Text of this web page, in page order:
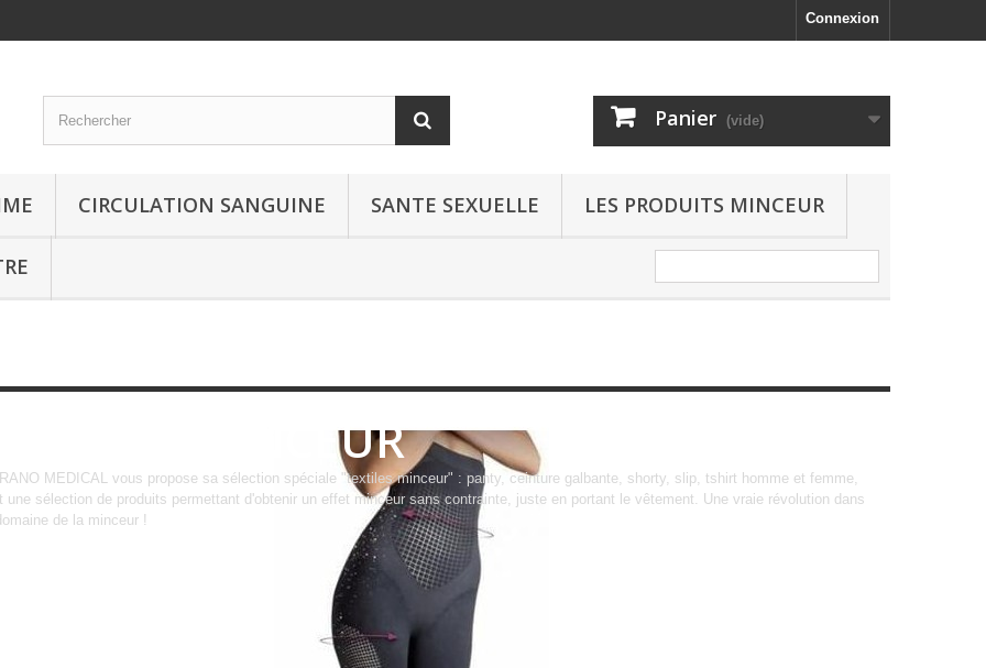
Connexion
Panier (vide)
CIRCULATION SANGUINE SANTE SEXUELLE LES PRODUITS MINCEUR
MINCEUR
MEDICAL vous propose sa sélection spéciale "textiles minceur" : panty, ceinture galbante, shorty, slip, tshirt homme et femme,
une sélection de produits permettant d'obtenir un effet minceur sans contrainte, juste en portant le vêtement. Une vraie révolution dans
de la minceur !